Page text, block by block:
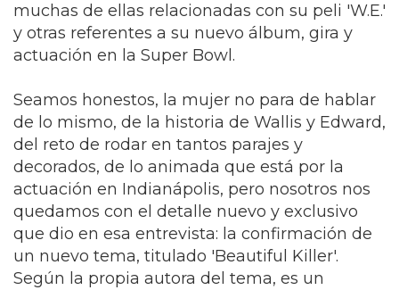
muchas de ellas relacionadas con su peli 'W.E.'
y otras referentes a su nuevo álbum, gira y
actuación en la Super Bowl.
Seamos honestos, la mujer no para de hablar
de lo mismo, de la historia de Wallis y Edward,
del reto de rodar en tantos parajes y
decorados, de lo animada que está por la
actuación en Indianápolis, pero nosotros nos
quedamos con el detalle nuevo y exclusivo
que dio en esa entrevista: la confirmación de
un nuevo tema, titulado 'Beautiful Killer'.
Según la propia autora del tema, es un